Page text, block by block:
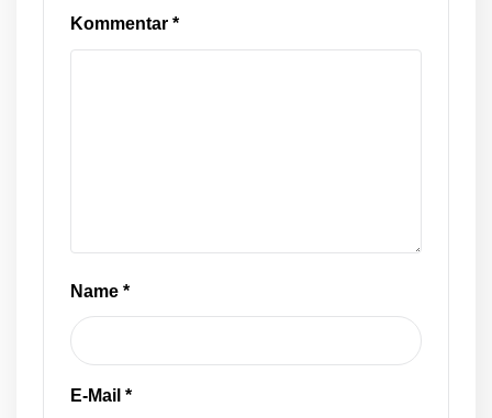
Kommentar *
Name *
E-Mail *